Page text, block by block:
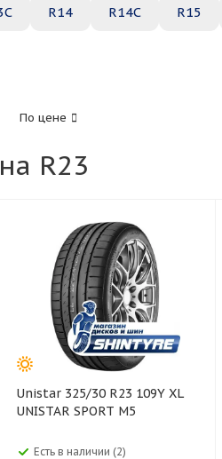
R14 R14C R15
45 50
По цене
R23
Unistar 325/30 R23 109Y XL
UNISTAR SPORT M5
Есть в наличии (2)